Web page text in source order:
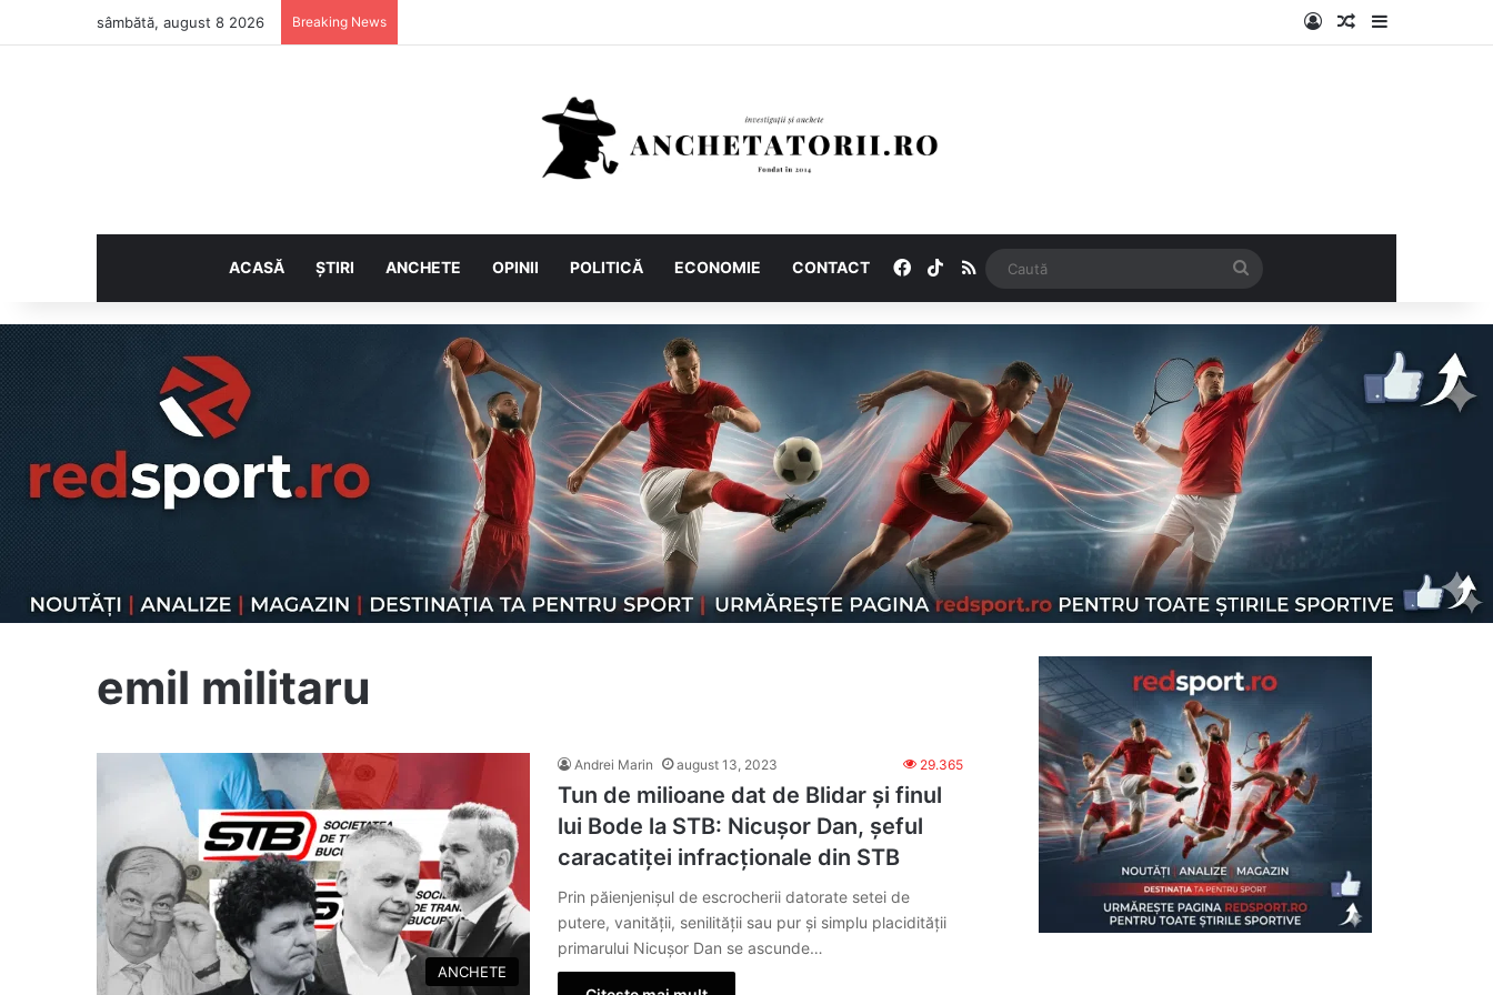
sâmbătă, august 8 2026 Breaking News Log InArticol aleatoriu
ACASĂ ȘTIRI ANCHETE OPINII POLITICĂ ECONOMIE CONTACT Facebook
TikTokRSS
emil militaru
ANCHETE
Andrei Marin august 13, 2023 29.365
Tun de milioane dat de Blidar și finul
lui Bode la STB: Nicușor Dan, șeful
caracatiței infracționale din STB
Prin păienjenișul de escrocherii datorate setei de
putere, vanității, senilității sau pur și simplu placidității
primarului Nicușor Dan se ascunde…